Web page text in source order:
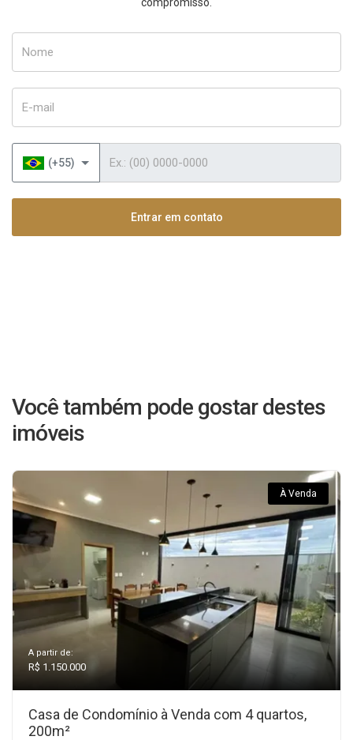
(+55)
Entrar em contato
Você também pode gostar destes
imóveis
À Venda
A partir de:
R$ 1.150.000
Casa de Condomínio à Venda com 4 quartos,
200m²